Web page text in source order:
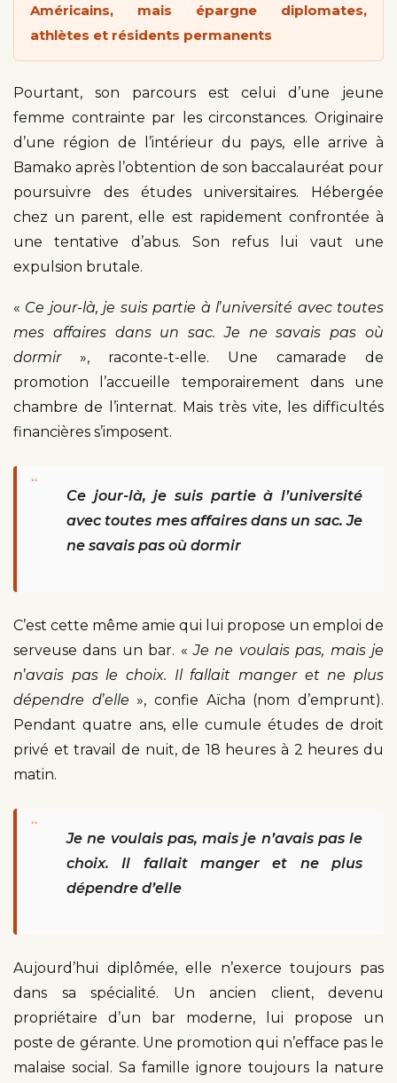
Américains, mais épargne diplomates,
athlètes et résidents permanents
Pourtant, son parcours est celui d’une jeune
femme contrainte par les circonstances. Originaire
d’une région de l’intérieur du pays, elle arrive à
Bamako après l’obtention de son baccalauréat pour
poursuivre des études universitaires. Hébergée
chez un parent, elle est rapidement confrontée à
une tentative d’abus. Son refus lui vaut une
expulsion brutale.
« Ce jour-là, je suis partie à l’université avec toutes
mes affaires dans un sac. Je ne savais pas où
dormir », raconte-t-elle. Une camarade de
promotion l’accueille temporairement dans une
chambre de l’internat. Mais très vite, les difficultés
financières s’imposent.
“
Ce jour-là, je suis partie à l’université
avec toutes mes affaires dans un sac. Je
ne savais pas où dormir
C’est cette même amie qui lui propose un emploi de
serveuse dans un bar. «Je ne voulais pas, mais je
n’avais pas le choix. Il fallait manger et ne plus
dépendre d’elle», confie Aïcha (nom d’emprunt).
Pendant quatre ans, elle cumule études de droit
privé et travail de nuit, de 18 heures à 2 heures du
matin.
“
Je ne voulais pas, mais je n’avais pas le
choix. Il fallait manger et ne plus
dépendre d’elle
Aujourd’hui diplômée, elle n’exerce toujours pas
dans sa spécialité. Un ancien client, devenu
propriétaire d’un bar moderne, lui propose un
poste de gérante. Une promotion qui n’efface pas le
malaise social. Sa famille ignore toujours la nature